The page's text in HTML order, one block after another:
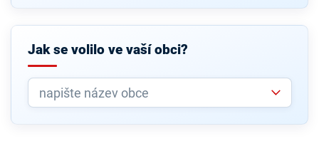
Jak se volilo ve vaší obci?